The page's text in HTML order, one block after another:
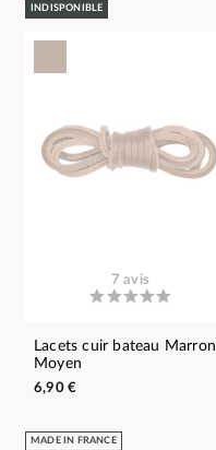
INDISPONIBLE
7 avis
Lacets cuir bateau Marron
Moyen
6,90 €
MADE IN FRANCE